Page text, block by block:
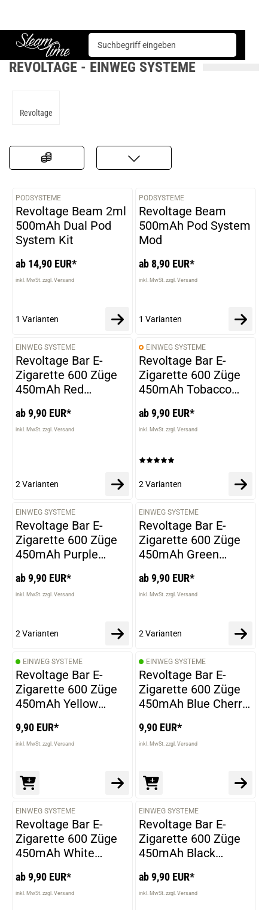
Steam time
E-Zigarette Einweg Systeme Revoltage
REVOLTAGE - EINWEG SYSTEME
Revoltage
VARIANTEN
PODSYSTEME
Revoltage Beam 2ml
500mAh Dual Pod
System Kit
ab 14,90 EUR*
inkl. MwSt. zzgl. Versand
1 Varianten
PODSYSTEME
Revoltage Beam
500mAh Pod System
Mod
ab 8,90 EUR*
inkl. MwSt. zzgl. Versand
1 Varianten
EINWEG SYSTEME
Revoltage Bar E-
Zigarette 600 Züge
450mAh Red
ab 9,90 EUR*
inkl. MwSt. zzgl. Versand
2 Varianten
EINWEG SYSTEME
Revoltage Bar E-
Zigarette 600 Züge
450mAh Tobacco
ab 9,90 EUR*
inkl. MwSt. zzgl. Versand
2 Varianten
EINWEG SYSTEME
Revoltage Bar E-
Zigarette 600 Züge
450mAh Purple
ab 9,90 EUR*
inkl. MwSt. zzgl. Versand
2 Varianten
EINWEG SYSTEME
Revoltage Bar E-
Zigarette 600 Züge
450mAh Green
ab 9,90 EUR*
inkl. MwSt. zzgl. Versand
2 Varianten
EINWEG SYSTEME
Revoltage Bar E-
Zigarette 600 Züge
450mAh Yellow
9,90 EUR*
inkl. MwSt. zzgl. Versand
EINWEG SYSTEME
Revoltage Bar E-
Zigarette 600 Züge
450mAh Blue Cherry
9,90 EUR*
inkl. MwSt. zzgl. Versand
EINWEG SYSTEME
Revoltage Bar E-
Zigarette 600 Züge
450mAh White
ab 9,90 EUR*
inkl. MwSt. zzgl. Versand
EINWEG SYSTEME
Revoltage Bar E-
Zigarette 600 Züge
450mAh Black
ab 9,90 EUR*
inkl. MwSt. zzgl. Versand